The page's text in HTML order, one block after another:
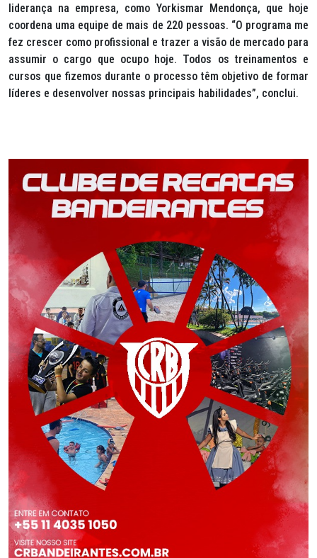
liderança na empresa, como Yorkismar Mendonça, que hoje
coordena uma equipe de mais de 220 pessoas. “O programa me
fez crescer como profissional e trazer a visão de mercado para
assumir o cargo que ocupo hoje. Todos os treinamentos e
cursos que fizemos durante o processo têm objetivo de formar
líderes e desenvolver nossas principais habilidades”, conclui.